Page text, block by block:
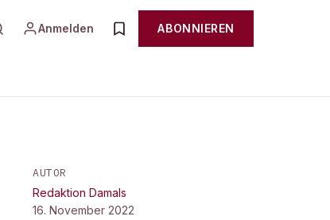
Anmelden ABONNIEREN
AUTOR
Redaktion Damals
16. November 2022